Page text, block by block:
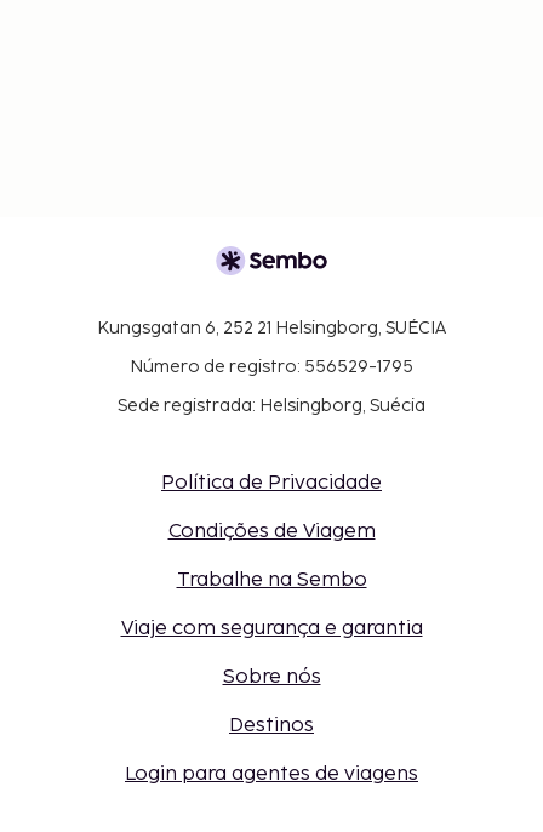
Kungsgatan 6, 252 21 Helsingborg, SUÉCIA
Número de registro: 556529-1795
Sede registrada: Helsingborg, Suécia
Política de Privacidade
Condições de Viagem
Trabalhe na Sembo
Viaje com segurança e garantia
Sobre nós
Destinos
Login para agentes de viagens